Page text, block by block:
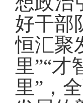
好干部
恒汇聚
里”“才
里”，